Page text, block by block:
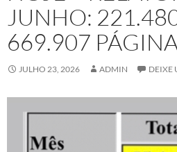
JUNHO:
669.907
JULHO 23, 2026 ADMIN DEIXE